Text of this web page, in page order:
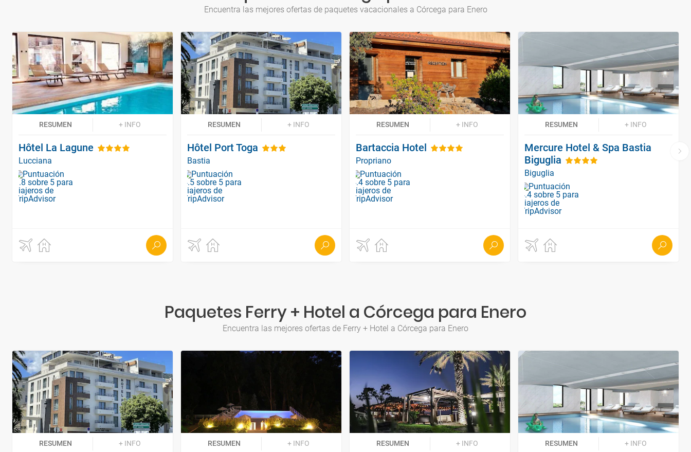
Encuentra las mejores ofertas de paquetes vacacionales a Córcega para Enero
RESUMEN + INFO
Hôtel La Lagune
Lucciana
RESUMEN + INFO
Hôtel Port Toga
Bastia
RESUMEN + INFO
Bartaccia Hotel
Propriano
RESUMEN + INFO
Mercure Hotel & Spa Bastia
Biguglia
Biguglia
Paquetes Ferry + Hotel a Córcega para Enero
Encuentra las mejores ofertas de Ferry + Hotel a Córcega para Enero
RESUMEN + INFO RESUMEN + INFO RESUMEN + INFO RESUMEN + INFO